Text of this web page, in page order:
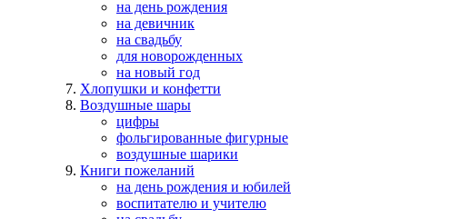
на день рождения
на девичник
на свадьбу
для новорожденных
на новый год
Хлопушки и конфетти
Воздушные шары
цифры
фольгированные фигурные
воздушные шарики
Книги пожеланий
на день рождения и юбилей
воспитателю и учителю